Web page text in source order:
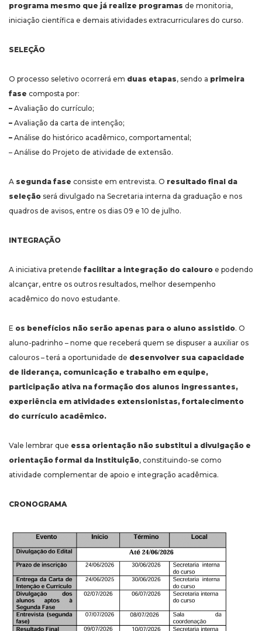
programa mesmo que já realize programas de monitoria,
iniciação científica e demais atividades extracurriculares do curso.
SELEÇÃO
O processo seletivo ocorrerá em duas etapas, sendo a primeira
fase composta por:
– Avaliação do currículo;
– Avaliação da carta de intenção;
– Análise do histórico acadêmico, comportamental;
– Análise do Projeto de atividade de extensão.
A segunda fase consiste em entrevista. O resultado final da
seleção será divulgado na Secretaria interna da graduação e nos
quadros de avisos, entre os dias 09 e 10 de julho.
INTEGRAÇÃO
A iniciativa pretende facilitar a integração do calouro e podendo
alcançar, entre os outros resultados, melhor desempenho
acadêmico do novo estudante.
E os benefícios não serão apenas para o aluno assistido. O
aluno-padrinho – nome que receberá quem se dispuser a auxiliar os
calouros – terá a oportunidade de desenvolver sua capacidade
de liderança, comunicação e trabalho em equipe,
participação ativa na formação dos alunos ingressantes,
experiência em atividades extensionistas, fortalecimento
do currículo acadêmico.
Vale lembrar que essa orientação não substitui a divulgação e
orientação formal da Instituição, constituindo-se como
atividade complementar de apoio e integração acadêmica.
CRONOGRAMA